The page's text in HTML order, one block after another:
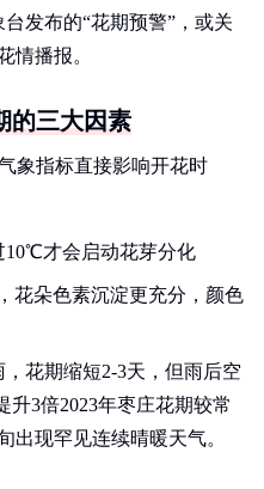
发布的“花期预警”，或关
情播报。
的三大因素
象指标直接影响开花时
10℃才会启动花芽分化
花朵色素沉淀更充分，颜色
，花期缩短2-3天，但雨后空
升3倍2023年枣庄花期较常
出现罕见连续晴暖天气。